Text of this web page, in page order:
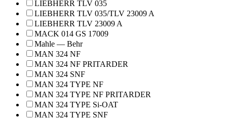
LIEBHERR TLV 035
LIEBHERR TLV 035/TLV 23009 A
LIEBHERR TLV 23009 A
MACK 014 GS 17009
Mahle — Behr
MAN 324 NF
MAN 324 NF PRITARDER
MAN 324 SNF
MAN 324 TYPE NF
MAN 324 TYPE NF PRITARDER
MAN 324 TYPE Si-OAT
MAN 324 TYPE SNF